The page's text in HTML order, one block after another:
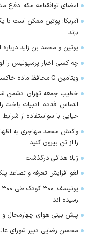
امضای توافقنامه مکه؛ دفاع
آمریکا: پوتین ممکن است با
بزند
پوتین و محمد بن زاید
چه کسی اخبار پرسپولیس را
ویتامین C محافظ ماده خاکستری مغز در سالمندان
خطیب جمعه تهران: دشمن
التماس افتاده؛ ادبیات
حیایی با سواستفاده از
واکنش محمد مهاجری به
را از تن بیرون کنید
ژیلا هدائی درگذشت
لغو افزایش تعرفه و تصاعد
رسیده اند
پیش بینی هوای چهارمحال و
محسن رضایی دبیر شورای